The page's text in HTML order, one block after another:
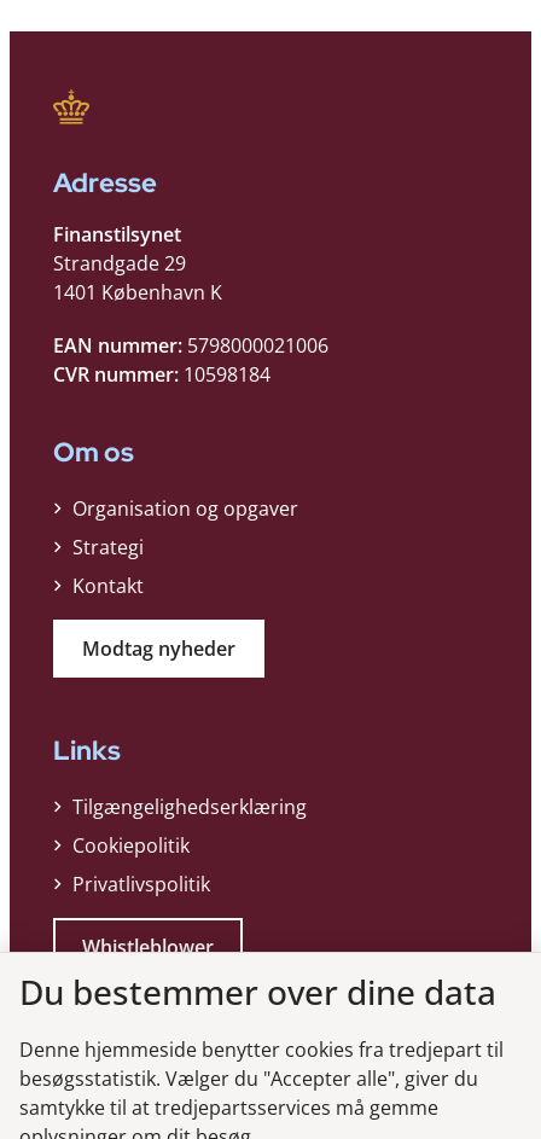
Adresse
Finanstilsynet
Strandgade 29
1401 København K
EAN nummer: 5798000021006
CVR nummer: 10598184
Om os
Organisation og opgaver
Strategi
Kontakt
Modtag nyheder
Links
Tilgængelighedserklæring
Cookiepolitik
Privatlivspolitik
Whistleblower
Du bestemmer over dine data
Denne hjemmeside benytter cookies fra tredjepart til
besøgsstatistik. Vælger du "Accepter alle", giver du
samtykke til at tredjepartsservices må gemme